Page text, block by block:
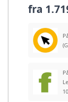
fra